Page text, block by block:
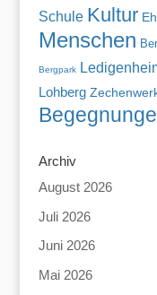
Schule Kultur
Menschen
Bergpark
Lohberg
Archiv
August 2026
Juli 2026
Juni 2026
Mai 2026